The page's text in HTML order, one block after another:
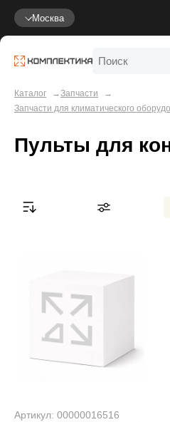
Москва
Каталог
Запчасти
Запчасти для климатического
Пульты для
Артикул: 00000016516